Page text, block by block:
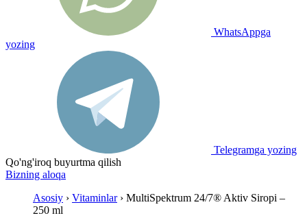
WhatsAppga
yozing
Telegramga yozing
Qo'ng'iroq buyurtma qilish
Bizning aloqa
Asosiy › Vitaminlar› MultiSpektrum 24/7® Aktiv Siropi –
250 ml